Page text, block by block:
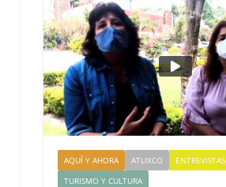
AQUÍ Y AHORA ATLIXCO ENTREVISTAS
TURISMO Y CULTURA